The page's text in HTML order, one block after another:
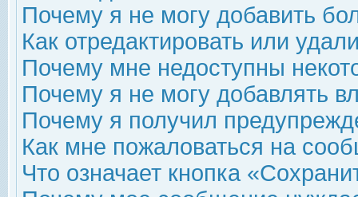
Почему я не могу добавить
Как отредактировать или
Почему мне недоступны
Почему я не могу добавлять
Почему я получил
Как мне пожаловаться на
Что означает кнопка